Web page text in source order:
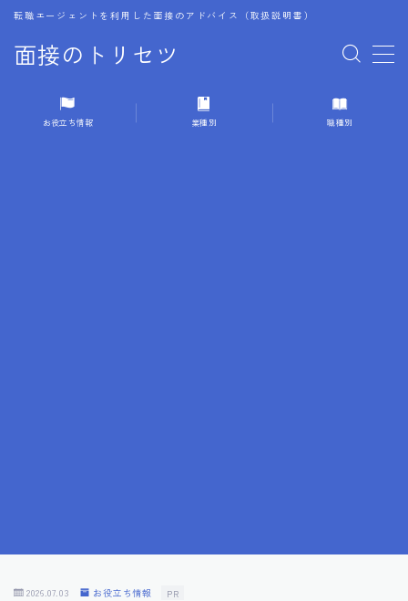
面接のトリセツ
転職エージェントを利用した面接のアドバイス（取扱説明書）
MENU
1.成功する面接戦略
10.フィードバックを活用する方法
お役立ち情報 業種別 職種別
2026.07.03 お役立ち情報 PR